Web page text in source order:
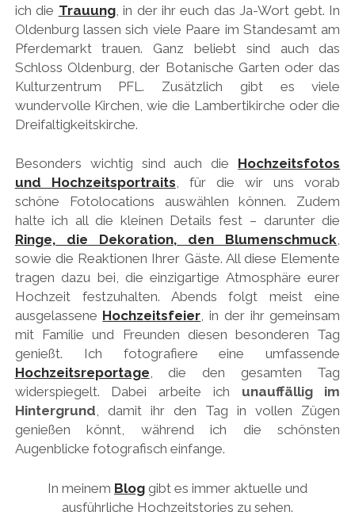
ich die Trauung, in der ihr euch das Ja-Wort gebt. In
Oldenburg lassen sich viele Paare im Standesamt am
Pferdemarkt trauen. Ganz beliebt sind auch das
Schloss Oldenburg, der Botanische Garten oder das
Kulturzentrum PFL. Zusätzlich gibt es viele
wundervolle Kirchen, wie die Lambertikirche oder die
Dreifaltigkeitskirche.
Besonders wichtig sind auch die Hochzeitsfotos
und Hochzeitsportraits, für die wir uns vorab
schöne Fotolocations auswählen können. Zudem
halte ich all die kleinen Details fest – darunter die
Ringe, die Dekoration, den Blumenschmuck,
sowie die Reaktionen Ihrer Gäste. All diese Elemente
tragen dazu bei, die einzigartige Atmosphäre eurer
Hochzeit festzuhalten. Abends folgt meist eine
ausgelassene Hochzeitsfeier, in der ihr gemeinsam
mit Familie und Freunden diesen besonderen Tag
genießt. Ich fotografiere eine umfassende
Hochzeitsreportage, die den gesamten Tag
widerspiegelt. Dabei arbeite ich unauffällig im
Hintergrund, damit ihr den Tag in vollen Zügen
genießen könnt, während ich die schönsten
Augenblicke fotografisch einfange.
In meinem Blog gibt es immer aktuelle und
ausführliche Hochzeitstories zu sehen.